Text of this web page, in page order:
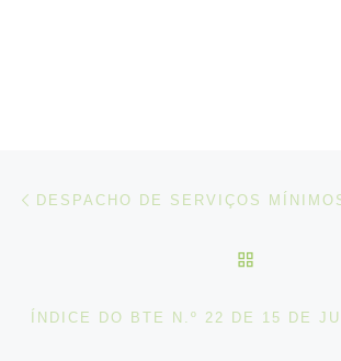
Post navigation
ÍNDICE DO BTE N.º 22 DE 15 DE